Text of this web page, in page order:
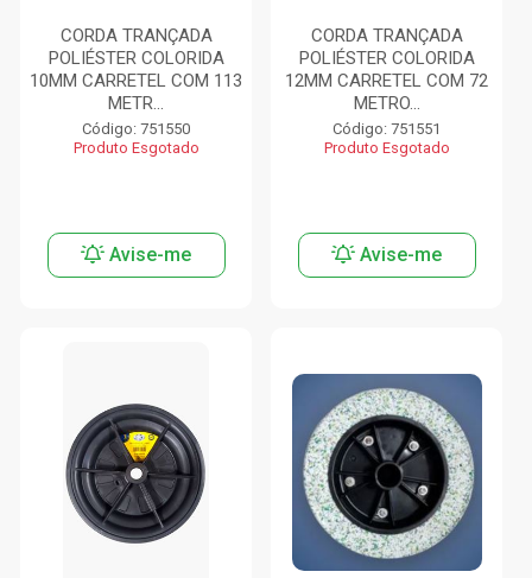
CORDA TRANÇADA
POLIÉSTER COLORIDA
10MM CARRETEL COM 113
METR...
Código: 751550
Produto Esgotado
Avise-me
CORDA TRANÇADA
POLIÉSTER COLORIDA
12MM CARRETEL COM 72
METRO...
Código: 751551
Produto Esgotado
Avise-me